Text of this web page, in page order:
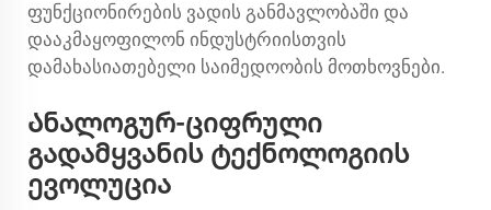
ფუნქციონირების ვადის განმავლობაში და
დააკმაყოფილონ ინდუსტრიისთვის
დამახასიათებელი საიმედოობის მოთხოვნები.
Ანალოგურ-ციფრული
გადამყვანის ტექნოლოგიის
ევოლუცია